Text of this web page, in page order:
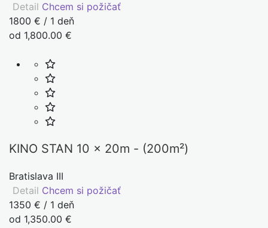
Detail Chcem si požičať
1800 € / 1 deň
od 1,800.00 €
KINO STAN 10 x 20m - (200m²)
Bratislava III
Detail Chcem si požičať
1350 € / 1 deň
od 1,350.00 €